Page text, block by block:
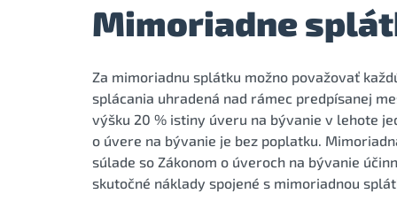
Mimoriadne
Za mimoriadnu splátku možno považovať
splácania uhradená nad rámec predpísanej
výšku 20 % istiny úveru na bývanie v lehote
o úvere na bývanie je bez poplatku.
súlade so Zákonom o úveroch na bývanie
skutočné náklady spojené s mimoriadnou